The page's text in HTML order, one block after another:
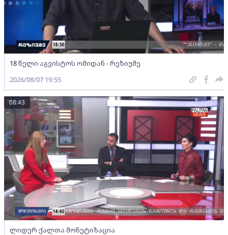
18 წელი აგვისტოს ომიდან - რეზიუმე
2026/08/07 19:55
ლიდერ ქალთა მონეტიზაცია
08:43